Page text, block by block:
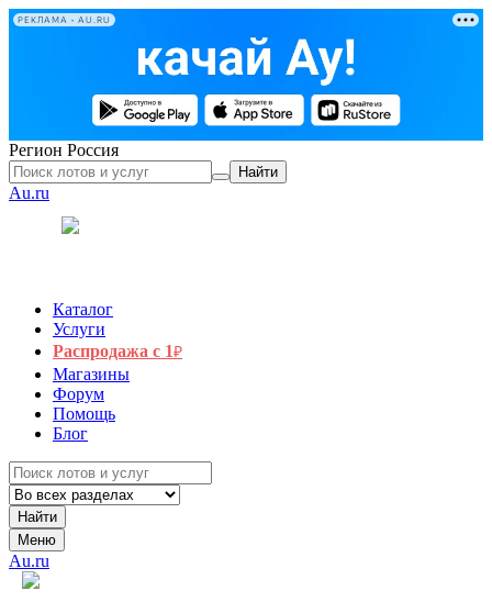
РЕКЛАМА • AU.RU
Регион Россия
Найти
Au.ru
Каталог
Услуги
Распродажа с 1₽
Магазины
Форум
Помощь
Блог
Найти
Меню
Au.ru